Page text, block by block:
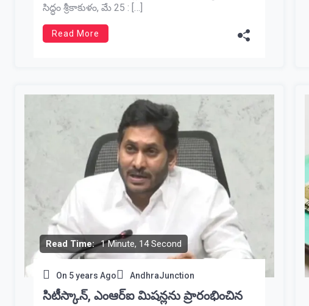
సిద్ధం శ్రీకాకుళం, మే 25 : […]
Read More
Read Time: 1 Minute, 14 Second
On 5 years Ago AndhraJunction
సిటీస్కాన్‌, ఎంఆర్‌ఐ మిషన్లను ప్రారంభించిన